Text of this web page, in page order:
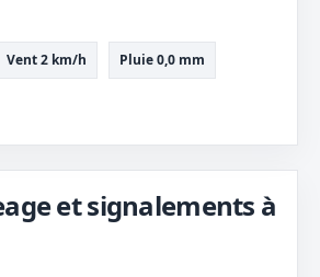
Vent 2 km/h Pluie 0,0 mm
et signalements à